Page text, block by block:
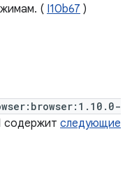
( I10b67 )
содержит следующие